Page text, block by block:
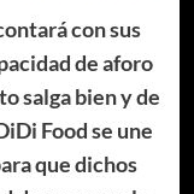
con sus
de aforo
salga bien y de
Food se une
que dichos